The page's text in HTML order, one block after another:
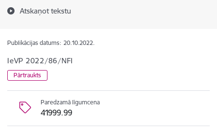
Atskaņot tekstu
Publikācijas datums: 20.10.2022.
IeVP 2022/86/NFI
Pārtraukts
Paredzamā līgumcena
41999.99